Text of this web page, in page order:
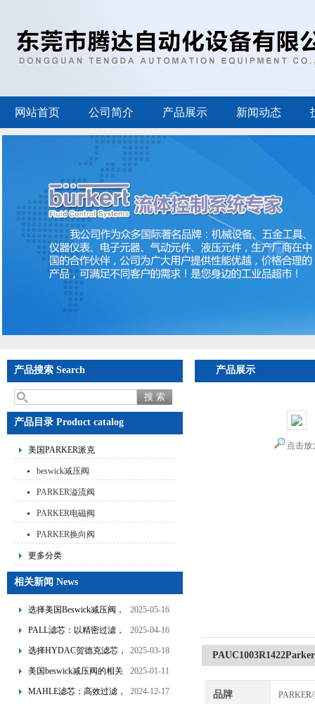
网站首页 公司简介 产品展示 新闻动态
产品搜索 Search
产品目录 Product catalog
美国PARKER派克
beswick减压阀
PARKER溢流阀
PARKER电磁阀
PARKER换向阀
更多分类
相关新闻 News
选择美国Beswick减压阀，
提升流体系统效率
2025-05-16
PALL滤芯：以精密过滤，
为工业流体筑起“隐形安全
2025-04-16
选择HYDAC贺德克滤芯，
享受精准过滤与稳定性能
2025-03-18
美国beswick减压阀的相关
知识
2025-01-11
MAHLE滤芯：高效过滤，
2024-12-17
产品展示
点击放
品牌